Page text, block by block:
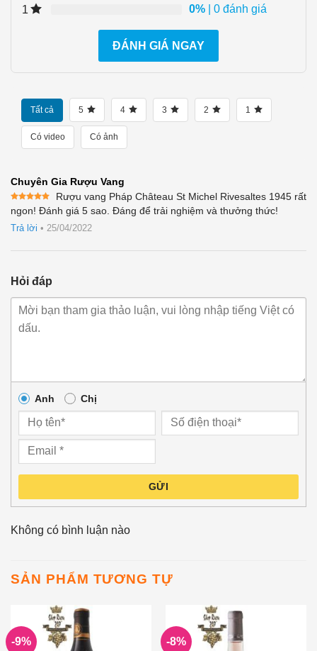
1
0% | 0 đánh giá
ĐÁNH GIÁ NGAY
Tất cả 5 4 3 2 1
Có video Có ảnh
Chuyên Gia Rượu Vang
Được xếp
hạng5 5
sao
Rượu vang Pháp Château St Michel Rivesaltes 1945 rất
ngon! Đánh giá 5 sao. Đáng để trải nghiệm và thưởng thức!
Trả lời • 25/04/2022
Hỏi đáp
Anh Chị
GỬI
Không có bình luận nào
SẢN PHẨM TƯƠNG TỰ
-9% -8%